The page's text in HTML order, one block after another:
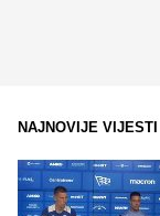
NAJNOVIJE VIJESTI